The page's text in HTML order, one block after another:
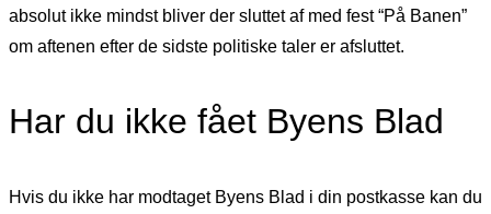
absolut ikke mindst bliver der sluttet af med fest “På Banen”
om aftenen efter de sidste politiske taler er afsluttet.
Har du ikke fået Byens Blad
Hvis du ikke har modtaget Byens Blad i din postkasse kan du